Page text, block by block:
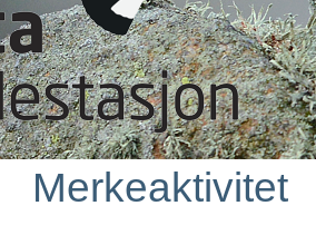
Merkeaktivitet